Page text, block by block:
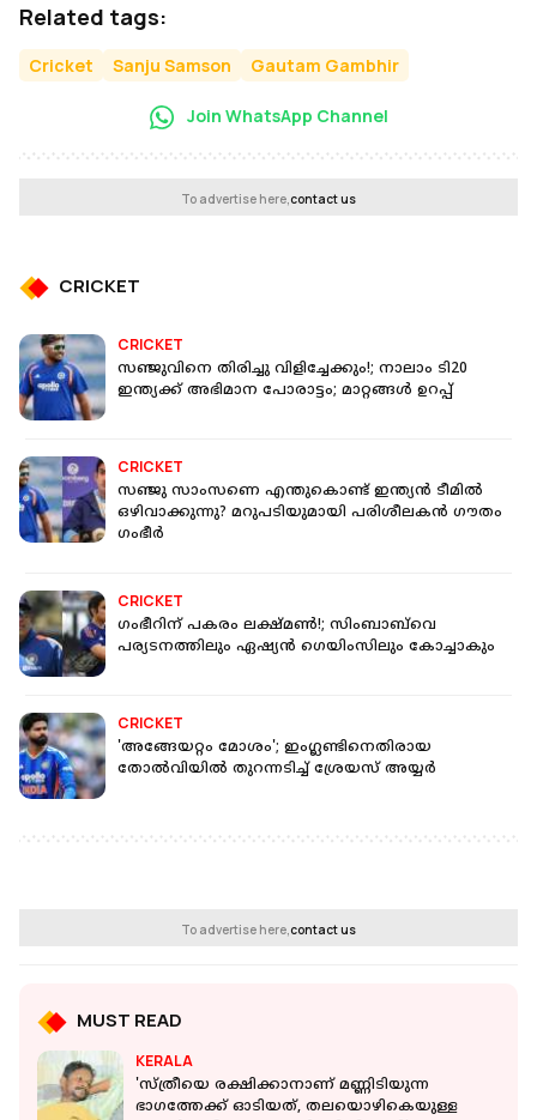
Related tags:
Cricket Sanju Samson Gautam Gambhir
Join WhatsApp Channel
To advertise here,contact us
CRICKET
CRICKET
സഞ്ജുവിനെ തിരിച്ചു വിളിച്ചേക്കും!; നാലാം ടി20
ഇന്ത്യക്ക് അഭിമാന പോരാട്ടം; മാറ്റങ്ങൾ ഉറപ്പ്
CRICKET
സഞ്ജു സാംസണെ എന്തുകൊണ്ട് ഇന്ത്യൻ ടീമിൽ
ഒഴിവാക്കുന്നു? മറുപടിയുമായി പരിശീലകൻ ഗൗതം
ഗംഭീർ
CRICKET
ഗംഭീറിന് പകരം ലക്ഷ്മൺ!; സിംബാബ്‌വെ
പര്യടനത്തിലും ഏഷ്യൻ ഗെയിംസിലും കോച്ചാകും
CRICKET
'അങ്ങേയറ്റം മോശം'; ഇംഗ്ലണ്ടിനെതിരായ
തോൽ‌വിയിൽ തുറന്നടിച്ച് ശ്രേയസ് അയ്യർ
To advertise here,contact us
MUST READ
KERALA
'സ്ത്രീയെ രക്ഷിക്കാനാണ് മണ്ണിടിയുന്ന
ഭാഗത്തേക്ക് ഓടിയത്, തലയൊഴികെയുള്ള